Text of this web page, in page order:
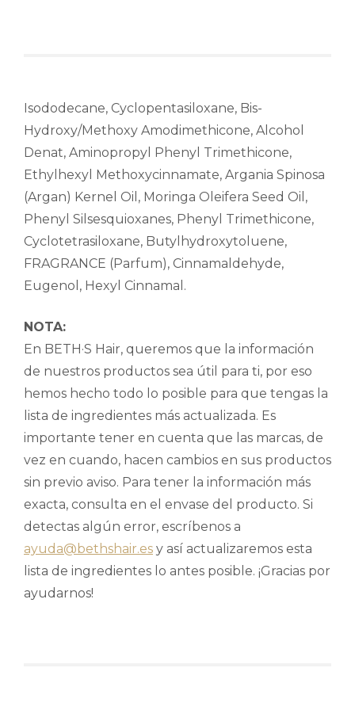
Isododecane, Cyclopentasiloxane, Bis-
Hydroxy/Methoxy Amodimethicone, Alcohol
Denat, Aminopropyl Phenyl Trimethicone,
Ethylhexyl Methoxycinnamate, Argania Spinosa
(Argan) Kernel Oil, Moringa Oleifera Seed Oil,
Phenyl Silsesquioxanes, Phenyl Trimethicone,
Cyclotetrasiloxane, Butylhydroxytoluene,
FRAGRANCE (Parfum), Cinnamaldehyde,
Eugenol, Hexyl Cinnamal.
NOTA:
En BETH·S Hair, queremos que la información
de nuestros productos sea útil para ti, por eso
hemos hecho todo lo posible para que tengas la
lista de ingredientes más actualizada. Es
importante tener en cuenta que las marcas, de
vez en cuando, hacen cambios en sus productos
sin previo aviso. Para tener la información más
exacta, consulta en el envase del producto. Si
detectas algún error, escríbenos a
ayuda@bethshair.es y así actualizaremos esta
lista de ingredientes lo antes posible. ¡Gracias por
ayudarnos!